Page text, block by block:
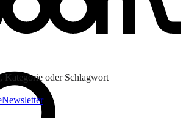
Kategorie oder Schlagwort
Newsletter